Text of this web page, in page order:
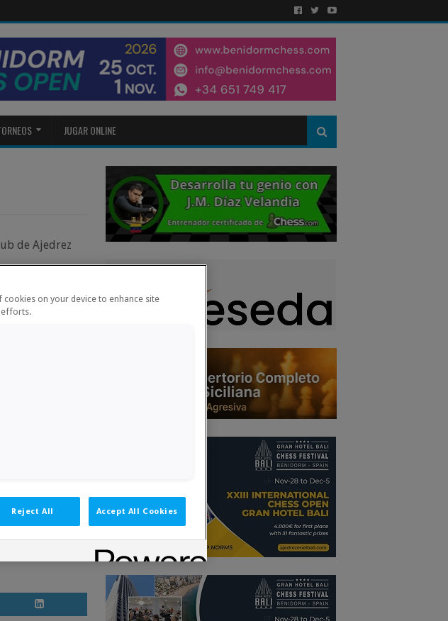
JUGAR ONLINE
de Ajedrez
deja tras
cookies on your device to enhance site
efforts.
Reject All Accept All Cookies